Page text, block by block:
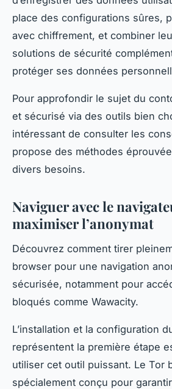
place des configurations sûres,
avec chiffrement, et combiner
solutions de sécurité
protéger ses données
Pour approfondir le sujet du
et sécurisé via des outils bien
intéressant de consulter les
propose des méthodes
divers besoins.
Naviguer avec le
maximiser l’anonymat
Découvrez comment tirer
browser pour une navigation
sécurisée, notamment pour
bloqués comme Wawacity.
L’installation et la configuration
représentent la première étape
utiliser cet outil puissant. Le Tor
spécialement conçu pour